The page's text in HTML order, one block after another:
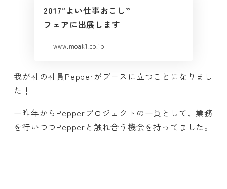
2017“よい仕事おこし”
フェアに出展します
www.moak1.co.jp
我が社の社員Pepperがブースに立つことになりまし
た！
一昨年からPepperプロジェクトの一員として、業務
を行いつつPepperと触れ合う機会を持ってました。